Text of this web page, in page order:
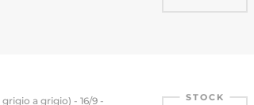
a grigio) - 16/9 -
STOCK